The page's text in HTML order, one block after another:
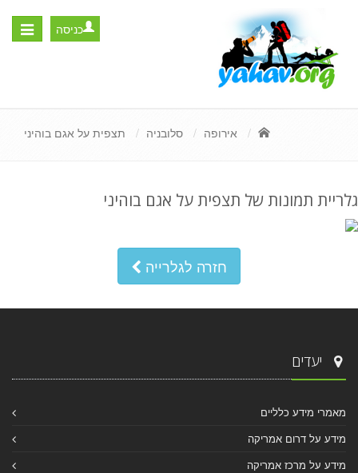
Toggle
כניסה
אירופה סלובניה תצפית על אגם בוהיני
גלריית תמונות של תצפית על אגם בוהיני
חזרה לגלרייה
יעדים
מאמרי מידע כלליים
מידע על דרום אמריקה
מידע על מרכז אמריקה